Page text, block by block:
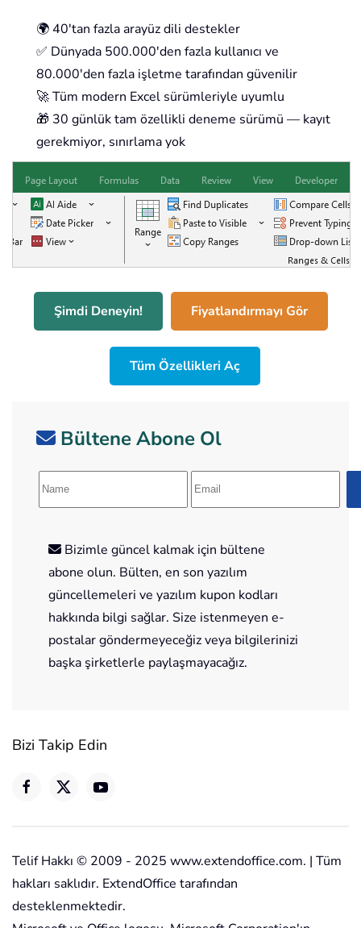
🌍 40'tan fazla arayüz dili destekler
✅ Dünyada 500.000'den fazla kullanıcı ve
80.000'den fazla işletme tarafından güvenilir
🚀 Tüm modern Excel sürümleriyle uyumlu
🎁 30 günlük tam özellikli deneme sürümü — kayıt
gerekmiyor, sınırlama yok
Şimdi Deneyin! Fiyatlandırmayı Gör
Tüm Özellikleri Aç
Bültene Abone Ol
Bizimle güncel kalmak için bültene
abone olun. Bülten, en son yazılım
güncellemeleri ve yazılım kupon kodları
hakkında bilgi sağlar. Size istenmeyen e-
postalar göndermeyeceğiz veya bilgilerinizi
başka şirketlerle paylaşmayacağız.
Bizi Takip Edin
Telif Hakkı © 2009 - 2025 www.extendoffice.com. | Tüm
hakları saklıdır. ExtendOffice tarafından
desteklenmektedir.